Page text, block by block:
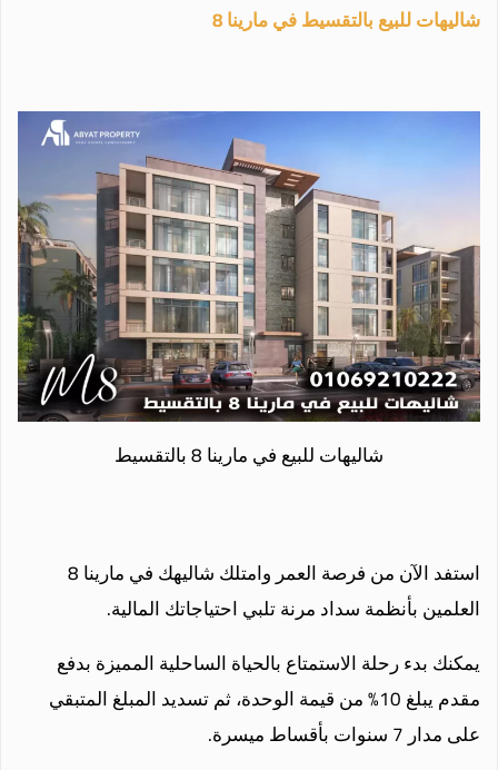
شاليهات للبيع بالتقسيط في مارينا 8
شاليهات للبيع في مارينا 8 بالتقسيط
استفد الآن من فرصة العمر وامتلك شاليهك في مارينا 8
العلمين بأنظمة سداد مرنة تلبي احتياجاتك المالية.
يمكنك بدء رحلة الاستمتاع بالحياة الساحلية المميزة بدفع
مقدم يبلغ 10% من قيمة الوحدة، ثم تسديد المبلغ المتبقي
على مدار 7 سنوات بأقساط ميسرة.